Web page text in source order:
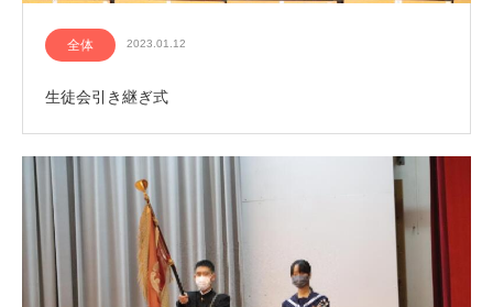
全体 2023.01.12
生徒会引き継ぎ式